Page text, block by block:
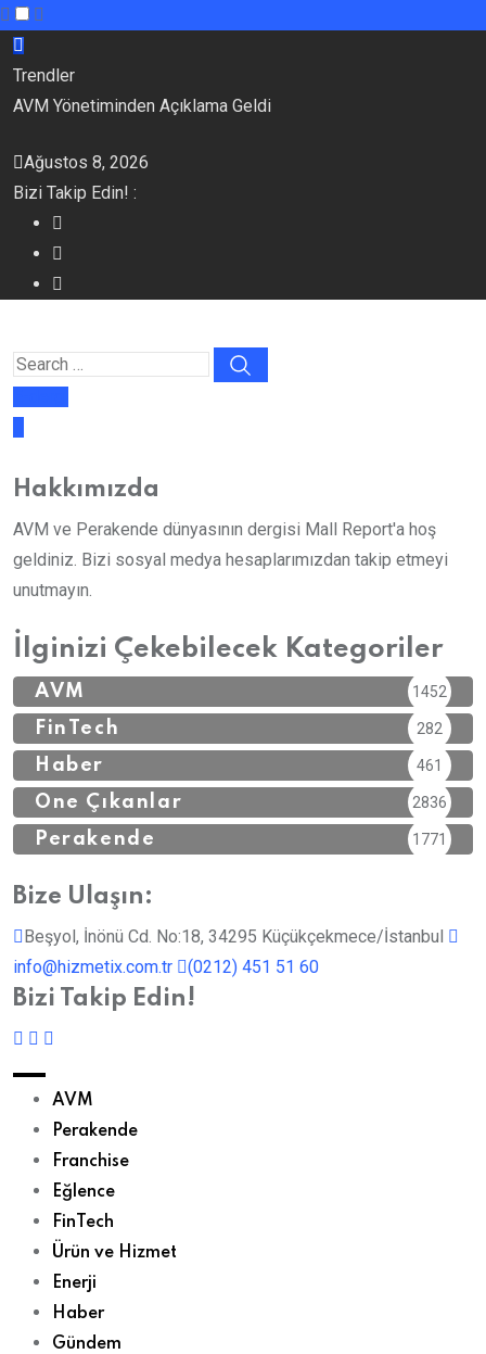
Skip
to
content
Trendler
AVM Yönetiminden Açıklama Geldi
Ağustos 8, 2026
Bizi Takip Edin! :
Hakkımızda
AVM ve Perakende dünyasının dergisi Mall Report'a hoş
geldiniz. Bizi sosyal medya hesaplarımızdan takip etmeyi
unutmayın.
İlginizi Çekebilecek Kategoriler
AVM 1452
FinTech 282
Haber 461
Öne Çıkanlar 2836
Perakende 1771
Bize Ulaşın:
Beşyol, İnönü Cd. No:18, 34295 Küçükçekmece/İstanbul
info@hizmetix.com.tr
(0212) 451 51 60
Bizi Takip Edin!
AVM
Perakende
Franchise
Eğlence
FinTech
Ürün ve Hizmet
Enerji
Haber
Gündem